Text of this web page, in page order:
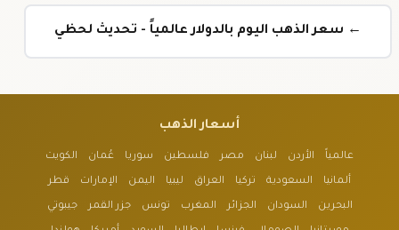
← سعر الذهب اليوم بالدولار عالمياً - تحديث لحظي
أسعار الذهب
عالمياً الأردن لبنان مصر فلسطين سوريا عُمان الكويت
ألمانيا السعودية تركيا العراق ليبيا اليمن الإمارات قطر
البحرين السودان الجزائر المغرب تونس جزر القمر جيبوتي